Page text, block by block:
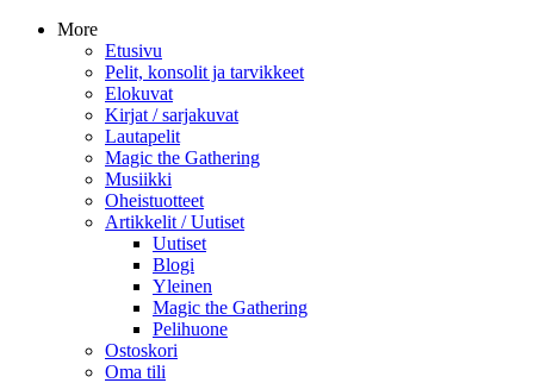
More
Etusivu
Pelit, konsolit ja tarvikkeet
Elokuvat
Kirjat / sarjakuvat
Lautapelit
Magic the Gathering
Musiikki
Oheistuotteet
Artikkelit / Uutiset
Uutiset
Blogi
Yleinen
Magic the Gathering
Pelihuone
Ostoskori
Oma tili